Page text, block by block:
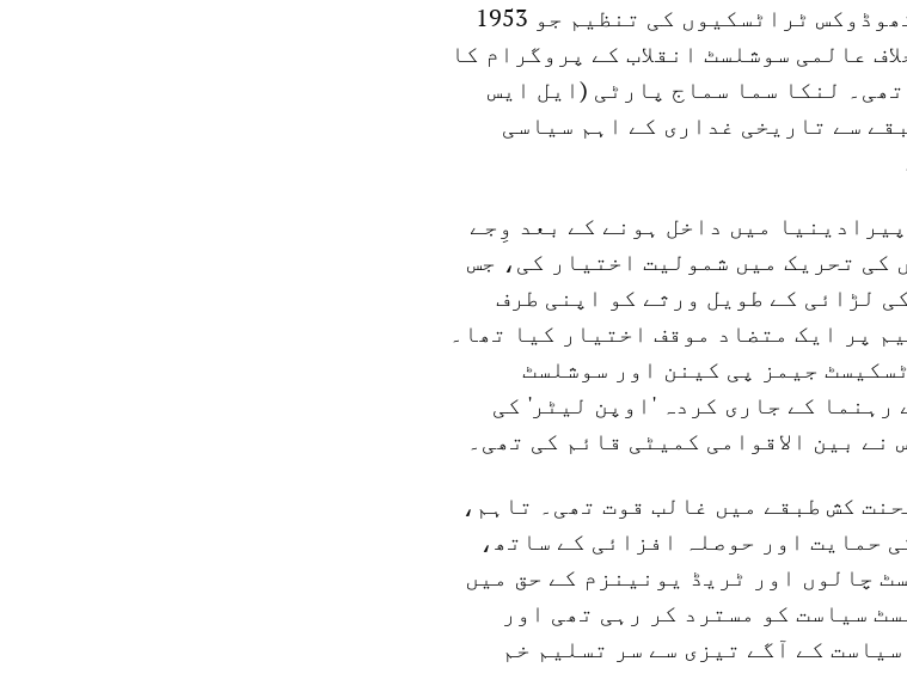
آئی کی سیاسی رہنمائی میں آرتھوڈوکس ٹراٹسکیوں کی تنظیم جو 1953
عالمی سوشلسٹ انقلاب کے پروگرام کا
لنکا سما سماج پارٹی (ایل ایس
سے تاریخی غداری کے اہم سیاسی
پیرادینیا میں داخل ہونے کے بعد وِجے
کی تحریک میں شمولیت اختیار کی، جس
لڑائی کے طویل ورثے کو اپنی طرف
ہوئے، 1953 کی تقسیم پر ایک متضاد موقف اختیار کیا تھا۔
جیمز پی کینن اور سوشلسٹ
کے جاری کردہ 'اوپن لیٹر' کی
بین الاقوامی کمیٹی قائم کی تھی۔
کش طبقے میں غالب قوت تھی۔ تاہم،
حمایت اور حوصلہ افزائی کے ساتھ،
چالوں اور ٹریڈ یونینزم کے حق میں
سیاست کو مسترد کر رہی تھی اور
کے آگے تیزی سے سر تسلیم خم